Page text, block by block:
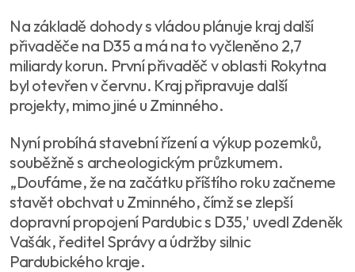
Na základě dohody s vládou plánuje kraj další
přivaděče na D35 a má na to vyčleněno 2,7
miliardy korun. První přivaděč v oblasti Rokytna
byl otevřen v červnu. Kraj připravuje další
projekty, mimo jiné u Zminného.
Nyní probíhá stavební řízení a výkup pozemků,
souběžně s archeologickým průzkumem.
„Doufáme, že na začátku příštího roku začneme
stavět obchvat u Zminného, čímž se zlepší
dopravní propojení Pardubic s D35,' uvedl Zdeněk
Vašák, ředitel Správy a údržby silnic
Pardubického kraje.